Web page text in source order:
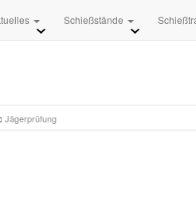
Schießstände
Jägerprüfung